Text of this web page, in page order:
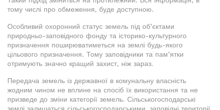
тому числі про обмеження, буде доступною.
Особливий охоронний статус земель під об’єктами
природньо-заповідного фонду та історико-культурного
призначення поширюватиметься на землі будь-якого
цільового призначення. Тому заповідники та пам’ятки
отримують значно кращий захист, ніж зараз.
Передача земель із державної в комунальну власність
жодним чином не вплине на спосіб їх використання та не
призведе до зміни категорії земель. Сільськогосподарські